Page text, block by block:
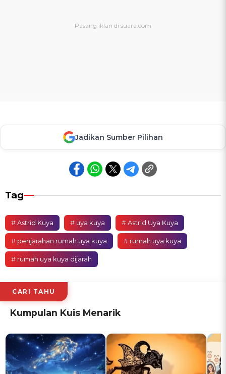
Jadikan Sumber Pilihan
Tag
# Astrid Kuya # uya kuya # Astrid Uya Kuya
# penjarahan rumah uya kuya # rumah uya kuya
# rumah uya kuya dijarah
CARI TAHU
Kumpulan Kuis Menarik